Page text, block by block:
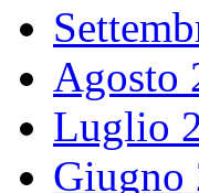
Agosto
Luglio
Giugno